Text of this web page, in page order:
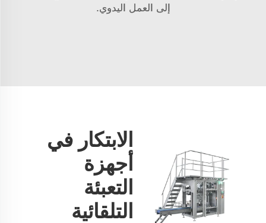
إلى العمل اليدوي.
الابتكار في
أجهزة
التعبئة
التلقائية